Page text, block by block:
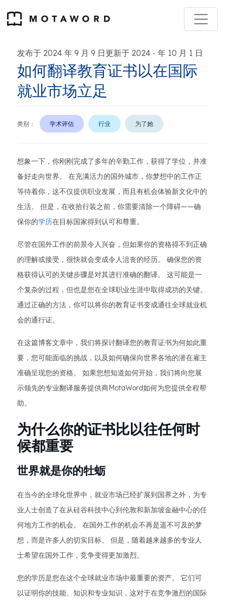
发布于 2024 年 9 月 9 日更新于 2024 - 年 10 月 1 日
如何翻译教育证书以在国际
就业市场立足
类别： 学术评估 行业 为了她
想象一下，你刚刚完成了多年的辛勤工作，获得了学位，并准
备好走向世界。 在充满活力的国外城市，你梦想中的工作正
等待着你，这不仅提供职业发展，而且有机会体验新文化中的
生活。 但是，在收拾行装之前，你需要清除一个障碍——确
保你的学历在目标国家得到认可和尊重。
尽管在国外工作的前景令人兴奋，但如果你的资格得不到正确
的理解或接受，很快就会变成令人沮丧的经历。 确保您的资
格获得认可的关键步骤是对其进行准确的翻译。 这可能是一
个复杂的过程，但也是您在全球职业生涯中取得成功的关键。
通过正确的方法，你可以将你的教育证书变成通往全球就业机
会的通行证。
在这篇博客文章中，我们将探讨翻译您的教育证书为何如此重
要，您可能面临的挑战，以及如何确保向世界各地的潜在雇主
准确呈现您的资格。 如果您想知道如何开始，我们将向您展
示领先的专业翻译服务提供商MotaWord如何为您提供全程帮
助。
为什么你的证书比以往任何时
候都重要
世界就是你的牡蛎
在当今的全球化世界中，就业市场已经扩展到国界之外，为专
业人士创造了在从硅谷科技中心到伦敦和新加坡金融中心的任
何地方工作的机会。 在国外工作的机会不再是遥不可及的梦
想，而是许多人的切实目标。 但是，随着越来越多的专业人
士希望在国外工作，竞争变得更加激烈。
您的学历是您在这个全球就业市场中最重要的资产。 它们可
以证明你的技能、知识和专业知识，这对于在竞争激烈的国际